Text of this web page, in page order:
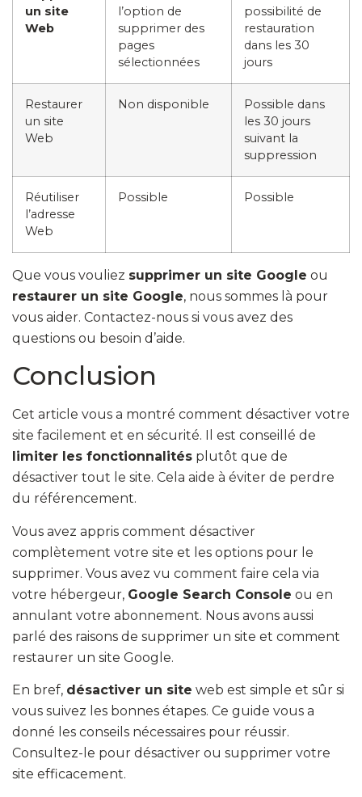
un site
Web
l’option de
supprimer des
pages
sélectionnées
possibilité de
restauration
dans les 30
jours
Restaurer
un site
Web
Non disponible
Possible dans
les 30 jours
suivant la
suppression
Réutiliser
l’adresse
Web
Possible Possible
Que vous vouliez supprimer un site Google ou
restaurer un site Google, nous sommes là pour
vous aider. Contactez-nous si vous avez des
questions ou besoin d’aide.
Conclusion
Cet article vous a montré comment désactiver votre
site facilement et en sécurité. Il est conseillé de
limiter les fonctionnalités plutôt que de
désactiver tout le site. Cela aide à éviter de perdre
du référencement.
Vous avez appris comment désactiver
complètement votre site et les options pour le
supprimer. Vous avez vu comment faire cela via
votre hébergeur, Google Search Console ou en
annulant votre abonnement. Nous avons aussi
parlé des raisons de supprimer un site et comment
restaurer un site Google.
En bref, désactiver un site web est simple et sûr si
vous suivez les bonnes étapes. Ce guide vous a
donné les conseils nécessaires pour réussir.
Consultez-le pour désactiver ou supprimer votre
site efficacement.